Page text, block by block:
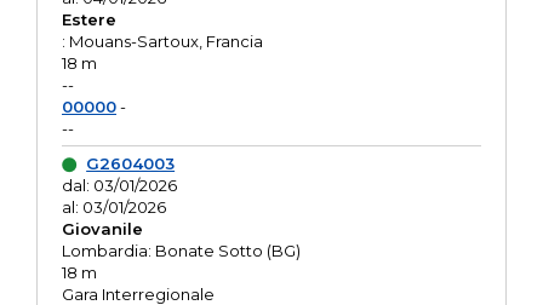
Estere
: Mouans-Sartoux, Francia
18 m
--
00000-
--
G2604003
dal: 03/01/2026
al: 03/01/2026
Giovanile
Lombardia: Bonate Sotto (BG)
18 m
Gara Interregionale